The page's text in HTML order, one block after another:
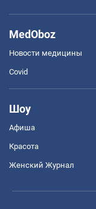
MedOboz
Новости медицины
Covid
Шоу
Афиша
Красота
Женский Журнал